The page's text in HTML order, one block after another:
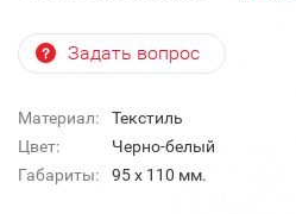
Задать вопрос
Материал:
Текстиль
Цвет:
Черно-белый
Габариты:
95 х 110 мм.